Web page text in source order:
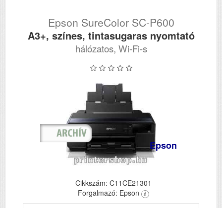
Epson SureColor SC-P600
A3+, színes, tintasugaras nyomtató
hálózatos, Wi-Fi-s
Epson
Cikkszám: C11CE21301
Forgalmazó: Epson